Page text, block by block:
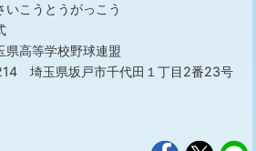
いこうとうがっこう
県高等学校野球連盟
埼玉県坂戸市千代田１丁目2番23号